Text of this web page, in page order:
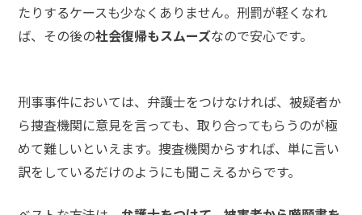
たりするケースも少なくありません。刑罰が軽くなれ
ば、その後の社会復帰もスムーズなので安心です。
刑事事件においては、弁護士をつけなければ、被疑者か
ら捜査機関に意見を言っても、取り合ってもらうのが極
めて難しいといえます。捜査機関からすれば、単に言い
訳をしているだけのようにも聞こえるからです。